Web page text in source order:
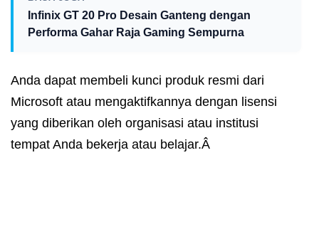
Infinix GT 20 Pro Desain Ganteng dengan
Performa Gahar Raja Gaming Sempurna
Anda dapat membeli kunci produk resmi dari
Microsoft atau mengaktifkannya dengan lisensi
yang diberikan oleh organisasi atau institusi
tempat Anda bekerja atau belajar.Â